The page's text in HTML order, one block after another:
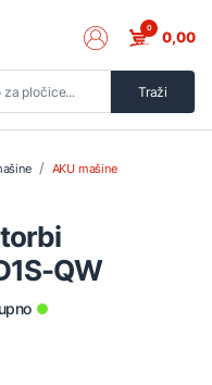
Traži
0 0,00
AKU mašine
QW